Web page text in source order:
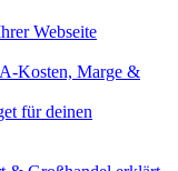
Webseite
Kosten, Marge &
für deinen